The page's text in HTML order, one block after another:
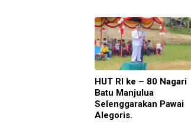
HUT RI ke – 80 Nagari
Batu Manjulua
Selenggarakan Pawai
Alegoris.